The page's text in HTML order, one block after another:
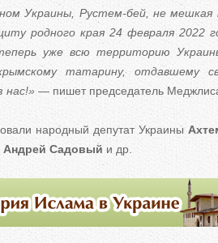
Украины, Рустем-бей, не мешкая
родного края 24 февраля 2022
уже всю территорию
татарину, отдавшему
нас!» — пишет председатель
народный депутат Украины
Андрей Садовый и др.